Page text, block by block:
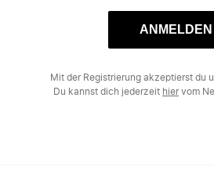
ANMELDEN
Mit der Registrierung akzeptierst du
Du kannst dich jederzeit hiervom